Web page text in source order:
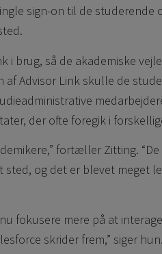
sign-on til de studerende
i brug, så de akademiske
Advisor Link skulle de
der ofte foregik i
fortæller Zitting.
og det er blevet meget
fokusere mere på at
skrider frem,” siger